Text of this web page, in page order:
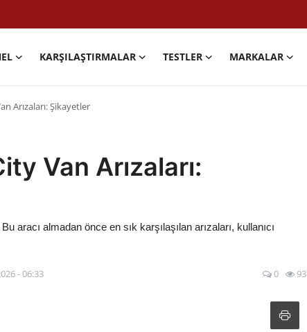
KARŞILAŞTIRMALAR TESTLER MARKALAR
Arızaları: Şikayetler
Van Arızaları:
aracı almadan önce en sık karşılaşılan arızaları, kullanıcı
- 06:33 0 93